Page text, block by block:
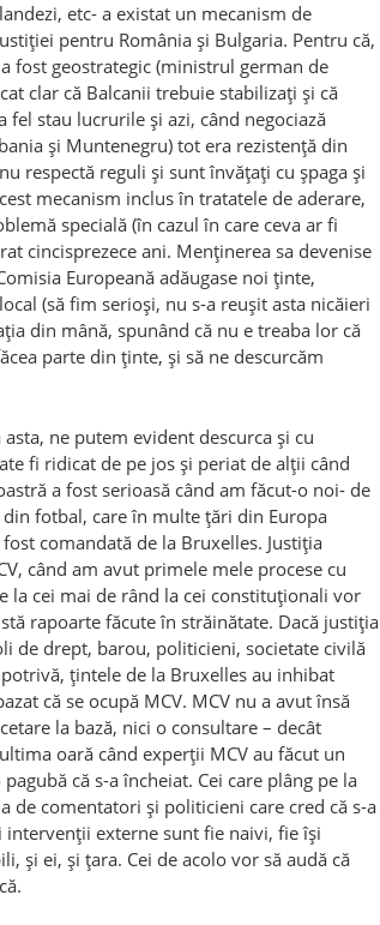
etc- a existat un mecanism de
pentru România și Bulgaria. Pentru că,
fost geostrategic (ministrul german de
clar că Balcanii trebuie stabilizați și că
fel stau lucrurile și azi, când negociază
și Muntenegru) tot era rezistență din
respectă reguli și sunt învățați cu șpaga și
mecanism inclus în tratatele de aderare,
specială (în cazul în care ceva ar fi
cincisprezece ani. Menținerea sa devenise
Europeană adăugase noi ținte,
(să fim serioși, nu s-a reușit asta nicăieri
din mână, spunând că nu e treaba lor că
parte din ținte, și să ne descurcăm
ne putem evident descurca și cu
fi ridicat de pe jos și periat de alții când
a fost serioasă când am făcut-o noi- de
fotbal, care în multe țări din Europa
comandată de la Bruxelles. Justiția
când am avut primele mele procese cu
la cei mai de rând la cei constituționali vor
rapoarte făcute în străinătate. Dacă justiția
de drept, barou, politicieni, societate civilă
țintele de la Bruxelles au inhibat
că se ocupă MCV. MCV nu a avut însă
la bază, nici o consultare – decât
oară când experții MCV au făcut un
că s-a încheiat. Cei care plâng pe la
de comentatori și politicieni care cred că s-a
intervenții externe sunt fie naivi, fie își
și ei, și țara. Cei de acolo vor să audă că